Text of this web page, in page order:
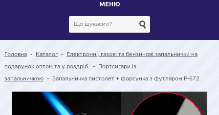
МЕНЮ
Головна - Каталог - Електронні, газові та бензинові запальнички на
подарунок оптом та у роздріб. - Портсигари із
запальничкою - Запальничка пистолет + форсунка з футляром P-672